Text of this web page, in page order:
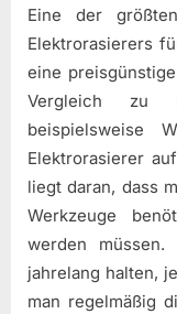
Eine der
Elektrorasierers
eine
Vergleich zu
beispielsweise
Elektrorasierer
liegt daran, dass
Werkzeuge
werden müssen.
jahrelang halten,
man regelmäßig